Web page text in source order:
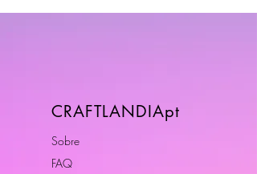
CRAFTLANDIApt
Sobre
FAQ